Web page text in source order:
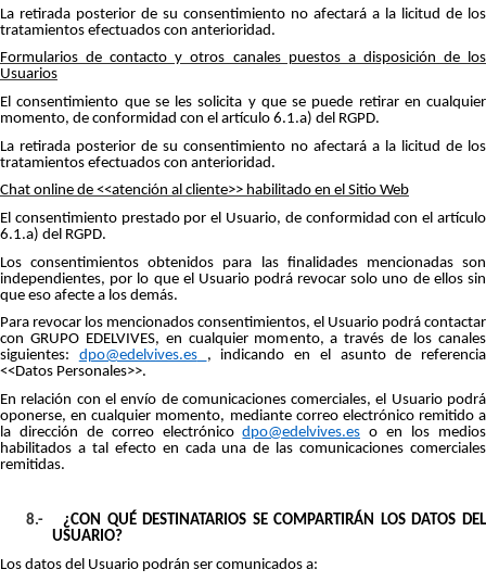
La retirada posterior de su consentimiento no afectará a la licitud de los
tratamientos efectuados con anterioridad.
Formularios de contacto y otros canales puestos a disposición de los
Usuarios
El consentimiento que se les solicita y que se puede retirar en cualquier
momento, de conformidad con el artículo 6.1.a) del RGPD.
La retirada posterior de su consentimiento no afectará a la licitud de los
tratamientos efectuados con anterioridad.
Chat online de <<atención al cliente>> habilitado en el Sitio Web
El consentimiento prestado por el Usuario, de conformidad con el artículo
6.1.a) del RGPD.
Los consentimientos obtenidos para las finalidades mencionadas son
independientes, por lo que el Usuario podrá revocar solo uno de ellos sin
que eso afecte a los demás.
Para revocar los mencionados consentimientos, el Usuario podrá contactar
con GRUPO EDELVIVES, en cualquier momento, a través de los canales
siguientes: dpo@edelvives.es
, indicando en el asunto de referencia
<<Datos Personales>>.
En relación con el envío de comunicaciones comerciales, el Usuario podrá
oponerse, en cualquier momento, mediante correo electrónico remitido a
la dirección de correo electrónicodpo@edelvives.es o en los medios
habilitados a tal efecto en cada una de las comunicaciones comerciales
remitidas.
8.-
¿CON QUÉ DESTINATARIOS SE COMPARTIRÁN LOS DATOS DEL
USUARIO?
Los datos del Usuario podrán ser comunicados a: